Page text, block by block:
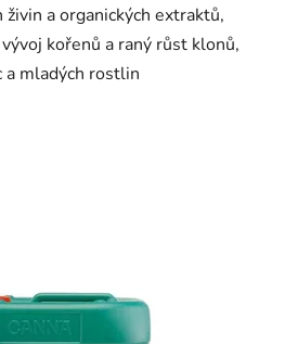
a organických extraktů,
kořenů a raný růst klonů,
a mladých rostlin